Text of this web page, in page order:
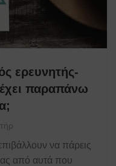
ερευνητής-
παραπάνω
να πάρεις
από αυτά που